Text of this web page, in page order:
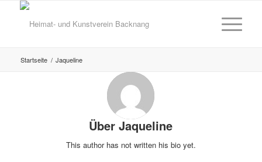
Startseite / Jaqueline
ÜberJaqueline
This author has not written his bio yet.